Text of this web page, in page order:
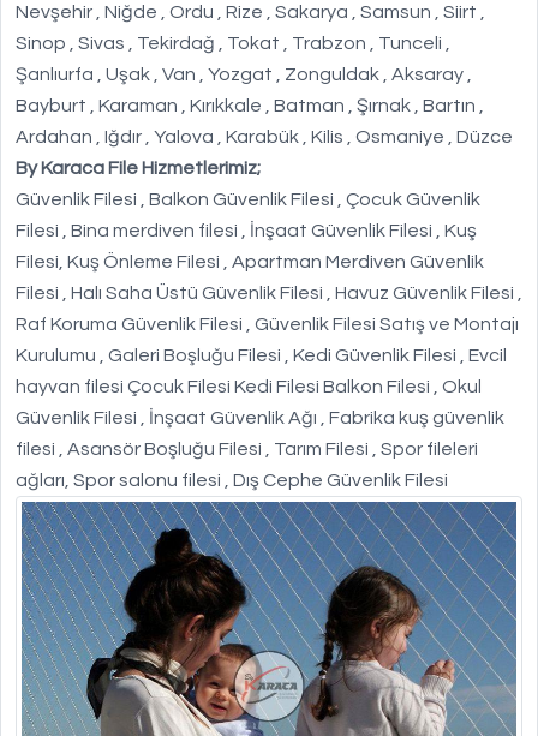
Nevşehir , Niğde , Ordu , Rize , Sakarya , Samsun , Siirt ,
Sinop , Sivas , Tekirdağ , Tokat , Trabzon , Tunceli ,
Şanlıurfa , Uşak , Van , Yozgat , Zonguldak , Aksaray ,
Bayburt , Karaman , Kırıkkale , Batman , Şırnak , Bartın ,
Ardahan , Iğdır , Yalova , Karabük , Kilis , Osmaniye , Düzce
By Karaca File Hizmetlerimiz;
Güvenlik Filesi , Balkon Güvenlik Filesi , Çocuk Güvenlik
Filesi , Bina merdiven filesi , İnşaat Güvenlik Filesi , Kuş
Filesi, Kuş Önleme Filesi , Apartman Merdiven Güvenlik
Filesi , Halı Saha Üstü Güvenlik Filesi , Havuz Güvenlik Filesi ,
Raf Koruma Güvenlik Filesi , Güvenlik Filesi Satış ve Montajı
Kurulumu , Galeri Boşluğu Filesi , Kedi Güvenlik Filesi , Evcil
hayvan filesi Çocuk Filesi Kedi Filesi Balkon Filesi , Okul
Güvenlik Filesi , İnşaat Güvenlik Ağı , Fabrika kuş güvenlik
filesi , Asansör Boşluğu Filesi , Tarım Filesi , Spor fileleri
ağları, Spor salonu filesi , Dış Cephe Güvenlik Filesi